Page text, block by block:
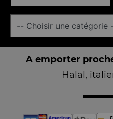
A emporter
Halal,